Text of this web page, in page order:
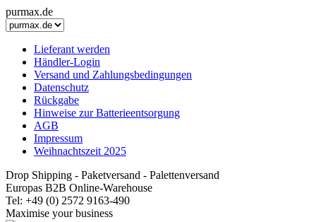
purmax.de
Lieferant werden
Händler-Login
Versand und Zahlungsbedingungen
Datenschutz
Rückgabe
Hinweise zur Batterieentsorgung
AGB
Impressum
Weihnachtszeit 2025
Drop Shipping - Paketversand - Palettenversand
Europas B2B Online-Warehouse
Tel: +49 (0) 2572 9163-490
Maximise your business